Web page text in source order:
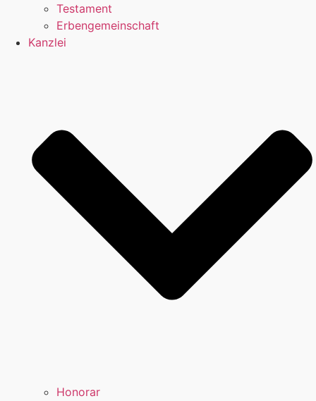
Testament
Erbengemeinschaft
Kanzlei
Honorar